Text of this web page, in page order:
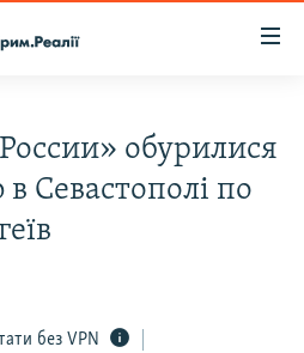
обурилися
Севастополі по
без VPN